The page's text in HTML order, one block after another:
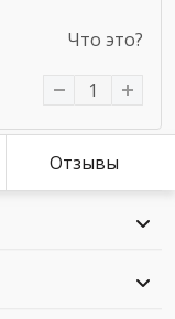
Что это?
Отзывы